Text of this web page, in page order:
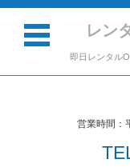
レン
即日レンタル
営業時間：